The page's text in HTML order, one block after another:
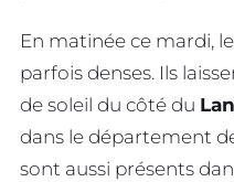
En matinée ce mardi,
parfois denses. Ils
de soleil du côté du
dans le département
sont aussi présents